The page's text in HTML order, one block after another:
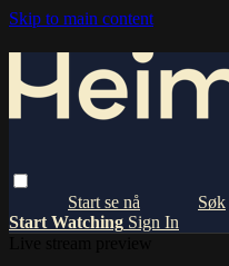
Skip to main content
Start Watching Sign In